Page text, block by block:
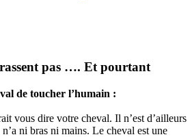
pas …. Et pourtant
de toucher l’humain :
vous dire votre cheval. Il n’est d’ailleurs
ni bras ni mains. Le cheval est une